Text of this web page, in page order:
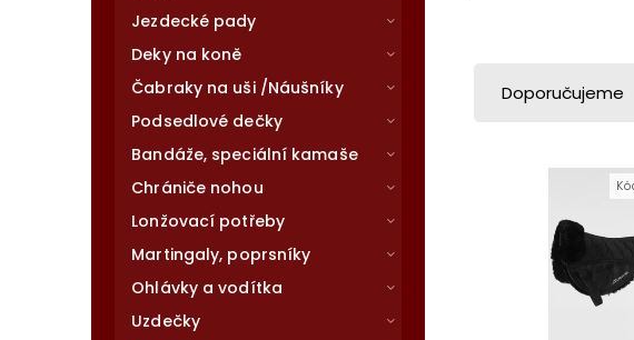
Jezdecké pady
Deky na koně
Čabraky na uši /Náušníky
Podsedlové dečky
Bandáže, speciální kamaše
Chrániče nohou
Lonžovací potřeby
Martingaly, poprsníky
Ohlávky a vodítka
Uzdečky
Doporučujeme